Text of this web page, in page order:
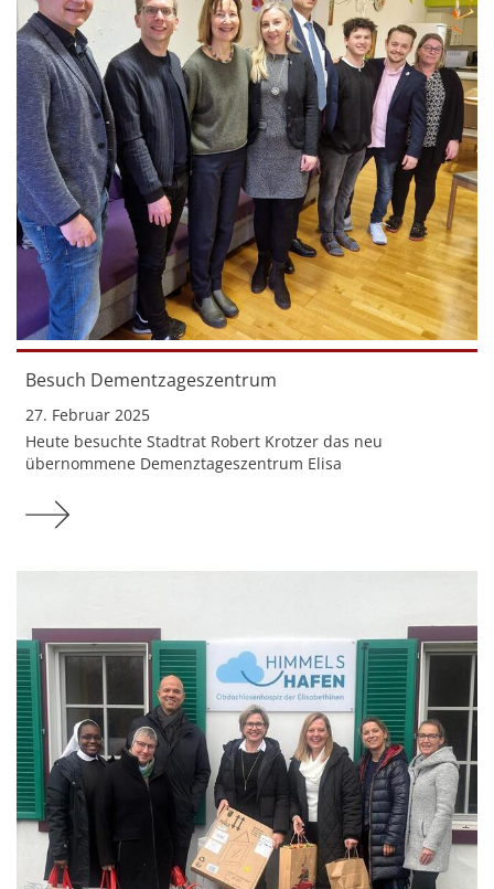
Besuch Dementzageszentrum
27. Februar 2025
Heute besuchte Stadtrat Robert Krotzer das neu
übernommene Demenztageszentrum Elisa